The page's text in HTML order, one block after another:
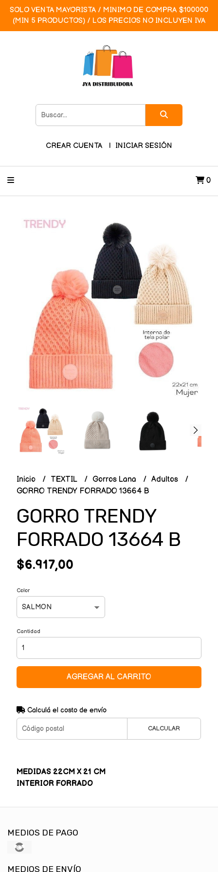
SOLO VENTA MAYORISTA / MINIMO DE COMPRA $100000
(MIN 5 PRODUCTOS) / LOS PRECIOS NO INCLUYEN IVA
CREAR CUENTA INICIAR SESIÓN
0
Inicio TEXTIL Gorros Lana
Adultos
GORRO TRENDY FORRADO 13664 B
GORRO TRENDY
FORRADO 13664 B
$6.917,00
Color
Cantidad
AGREGAR AL CARRITO
Calculá el costo de envío
CALCULAR
MEDIDAS 22CM X 21 CM
INTERIOR FORRADO
MEDIOS DE PAGO
MEDIOS DE ENVÍO